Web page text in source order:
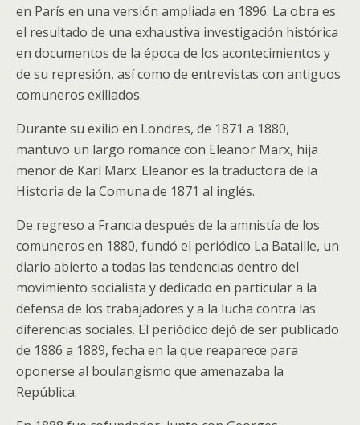
en París en una versión ampliada en 1896. La obra es
el resultado de una exhaustiva investigación histórica
en documentos de la época de los acontecimientos y
de su represión, así como de entrevistas con antiguos
comuneros exiliados.
Durante su exilio en Londres, de 1871 a 1880,
mantuvo un largo romance con Eleanor Marx, hija
menor de Karl Marx. Eleanor es la traductora de la
Historia de la Comuna de 1871 al inglés.
De regreso a Francia después de la amnistía de los
comuneros en 1880, fundó el periódico La Bataille, un
diario abierto a todas las tendencias dentro del
movimiento socialista y dedicado en particular a la
defensa de los trabajadores y a la lucha contra las
diferencias sociales. El periódico dejó de ser publicado
de 1886 a 1889, fecha en la que reaparece para
oponerse al boulangismo que amenazaba la
República.